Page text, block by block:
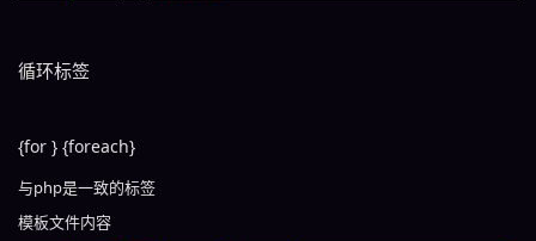
循环标签
{for } {foreach}
与php是一致的标签
模板文件内容